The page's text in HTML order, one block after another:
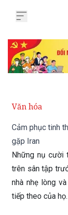
Văn hóa
Cảm phục tinh
gặp Iran
Những nụ cười
trên sân tập
nhà nhẹ lòng
tiếp theo của họ.